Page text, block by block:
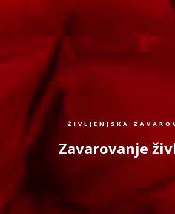
ŽIVLJENJSKA
Zavarovanje